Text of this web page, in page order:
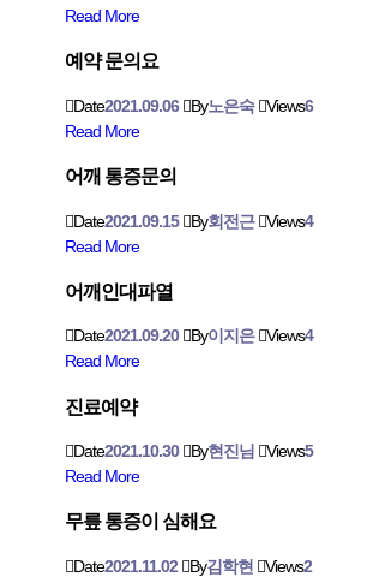
Read More
예약 문의요
Date2021.09.06 By노은숙 Views6
Read More
어깨 통증문의
Date2021.09.15 By회전근 Views4
Read More
어깨인대파열
Date2021.09.20 By이지은 Views4
Read More
진료예약
Date2021.10.30 By현진님 Views5
Read More
무릎 통증이 심해요
Date2021.11.02 By김학현 Views2